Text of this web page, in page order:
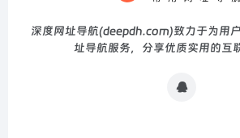
深度网址导航(deepdh.com)致力于为用
址导航服务，分享优质实用的互